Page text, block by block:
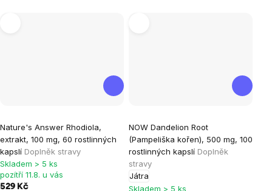
Nature's Answer Rhodiola,
extrakt, 100 mg, 60 rostlinných
kapslí Doplněk stravy
Skladem > 5 ks
pozítří 11.8. u vás
529 Kč
NOW Dandelion Root
(Pampeliška kořen), 500 mg, 100
rostlinných kapslí Doplněk
stravy
Játra
hodnocení
produktu
je
5,0
Skladem > 5 ks